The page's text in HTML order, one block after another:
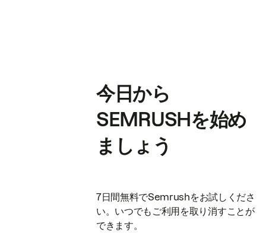
今日から
SEMRUSHを始め
ましょう
7日間無料でSemrushをお試しくださ
い。いつでもご利用を取り消すことが
できます。